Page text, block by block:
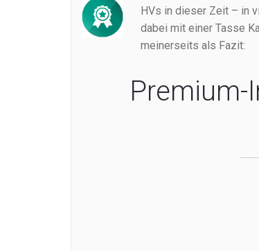
HVs in dieser Zeit – in
dabei mit einer Tasse
meinerseits als Fazit: